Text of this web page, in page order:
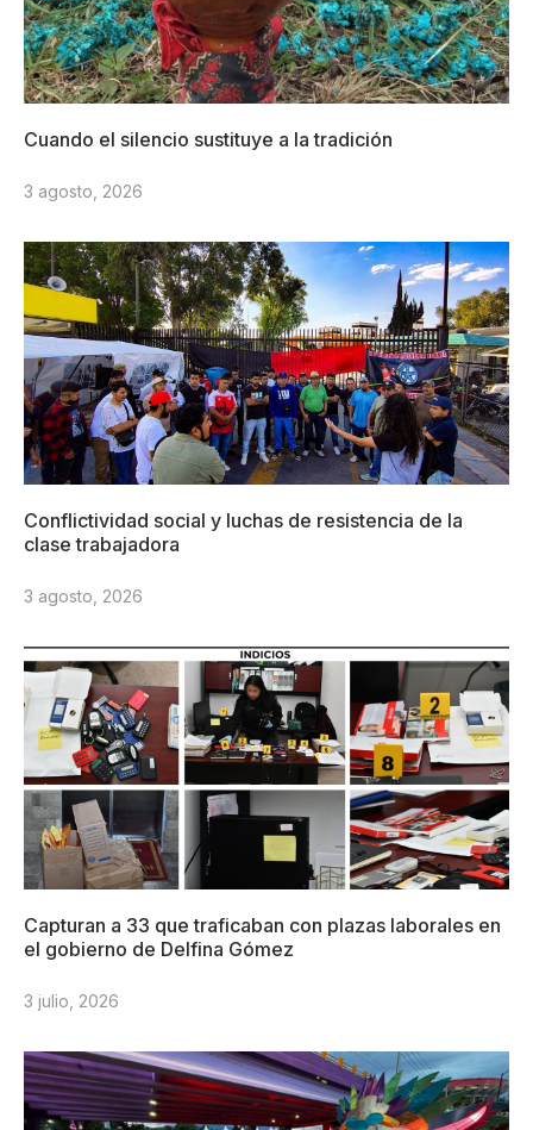
Cuando el silencio sustituye a la tradición
3 agosto, 2026
Conflictividad social y luchas de resistencia de la
clase trabajadora
3 agosto, 2026
Capturan a 33 que traficaban con plazas laborales en
el gobierno de Delfina Gómez
3 julio, 2026